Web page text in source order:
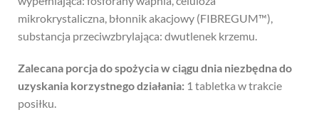
mikrokrystaliczna, błonnik akacjowy (FIBREGUM™),
substancja przeciwzbrylająca: dwutlenek krzemu.
Zalecana porcja do spożycia w ciągu dnia niezbędna do
uzyskania korzystnego działania: 1 tabletka w trakcie
posiłku.